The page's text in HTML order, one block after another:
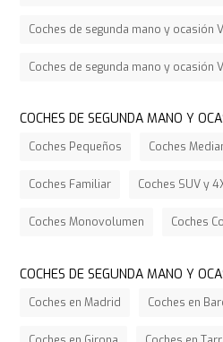
Coches de segunda mano y ocasión
Coches de segunda mano y ocasión
COCHES DE SEGUNDA MANO Y
Coches Pequeños Coches
Coches Familiar Coches SUV y
Coches Monovolumen Coches
COCHES DE SEGUNDA MANO Y
Coches en Madrid Coches en